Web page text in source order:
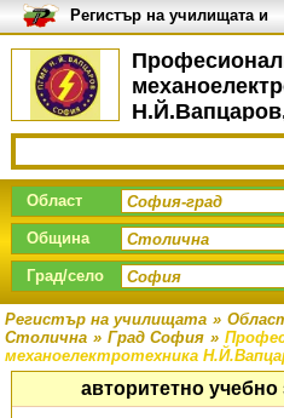
Визия
Регистър на училищата и
университетите в
Област
Община
Град/село
Регистър на училищата »
Столична » Град София »
механоелектротехника
авторитетно